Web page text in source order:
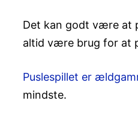
Det kan godt være at
altid være brug for at
Puslespillet er
mindste.